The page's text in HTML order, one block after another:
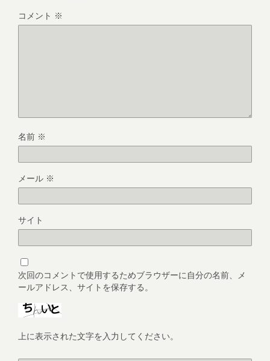
コメント ※
名前 ※
メール ※
サイト
次回のコメントで使用するためブラウザーに自分の名前、メ
ールアドレス、サイトを保存する。
上に表示された文字を入力してください。